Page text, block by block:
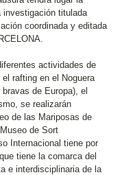
investigación titulada
coordinada y editada
actividades de
rafting en el Noguera
de Europa), el
se realizarán
de las Mariposas de
de Sort
Internacional tiene por
tiene la comarca del
e interdisciplinaria de la